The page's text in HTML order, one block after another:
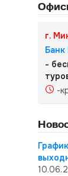
г.
-
-